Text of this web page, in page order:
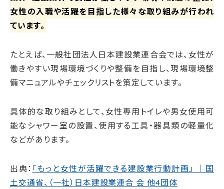
女性の入職や活躍を目指した様々な取り組みが行われ
ています。
たとえば、一般社団法人日本建設業連合会では、女性が
働きやすい現場環境づくりや整備を目指し、現場環境整
備マニュアルやチェックリストを策定しています。
具体的な取り組みとして、女性専用トイレや男女使用可
能なシャワー室の設置、使用する工具・器具類の軽量化
などがあります。
出典： 「もっと女性が活躍できる建設業行動計画」 ｜国
土交通省、（一社）日本建設業連合 会 他4団体